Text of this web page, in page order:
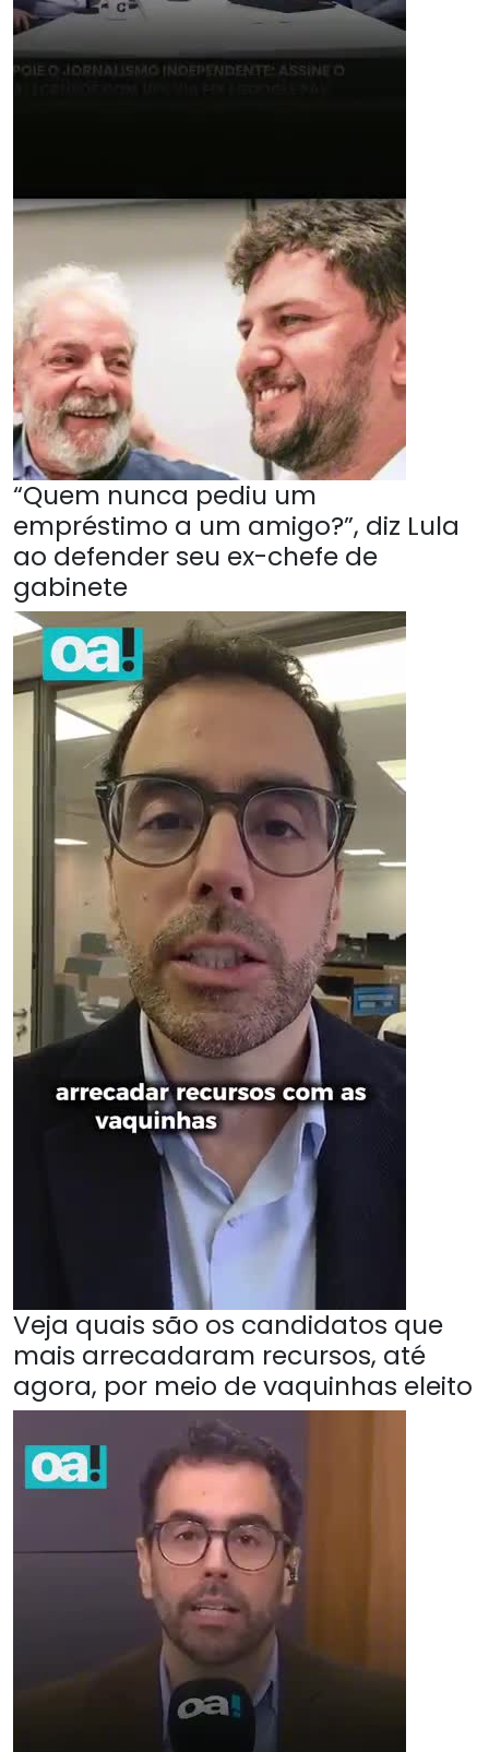
“Quem nunca pediu um
empréstimo a um amigo?”, diz Lula
ao defender seu ex-chefe de
gabinete
Veja quais são os candidatos que
mais arrecadaram recursos, até
agora, por meio de vaquinhas eleito